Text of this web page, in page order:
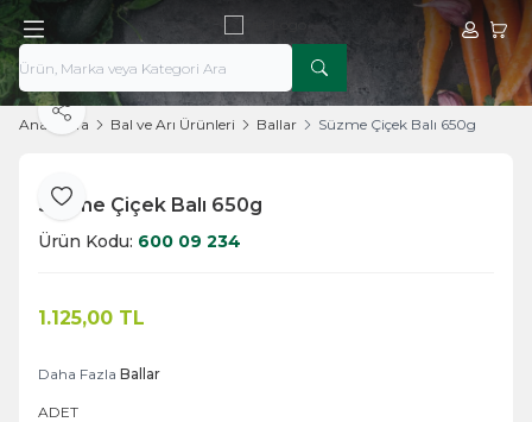
Hesabım
Ana Sayfa Bal ve Arı Ürünleri Ballar Süzme Çiçek Balı 650g
Favoriye Ekle
Paylaş
Süzme Çiçek Balı 650g
Ürün Kodu: 600 09 234
1.125,00 TL
Daha Fazla Ballar
ADET